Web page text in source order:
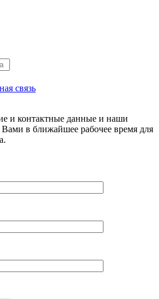
связь
и контактные данные и наши
в ближайшее рабочее время для